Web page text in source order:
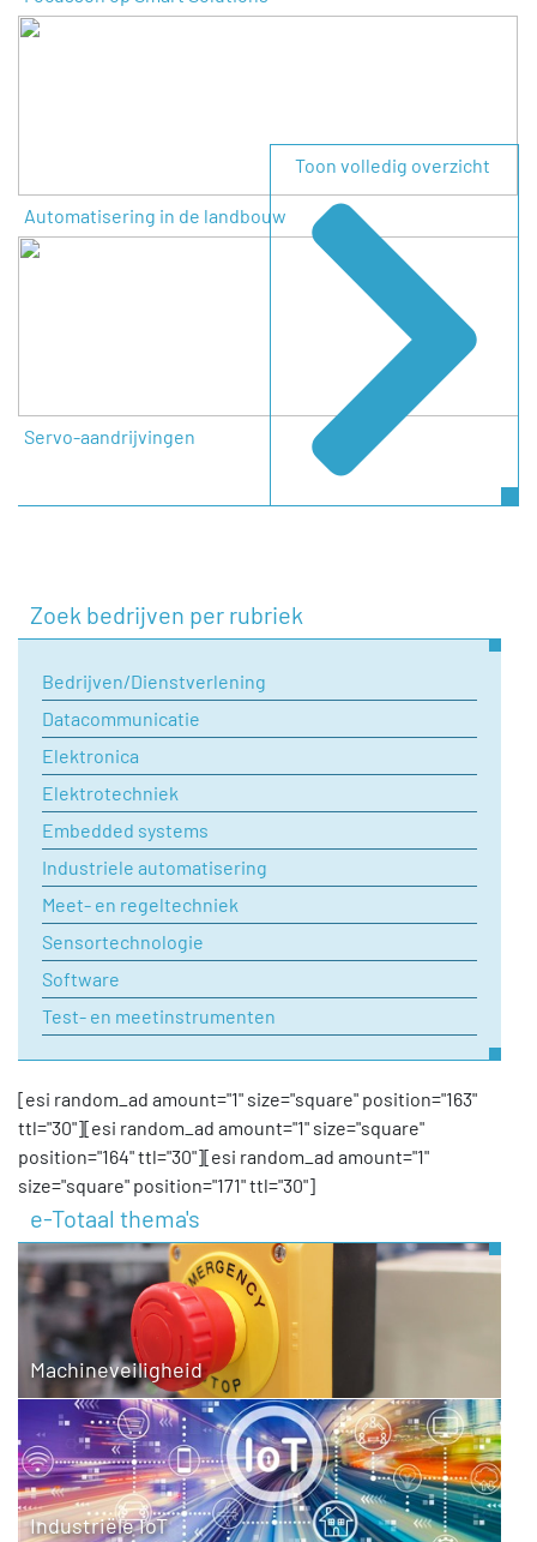
Automatisering in de landbouw
Servo-aandrijvingen
Toon volledig overzicht
Zoek bedrijven per rubriek
Bedrijven/Dienstverlening
Datacommunicatie
Elektronica
Elektrotechniek
Embedded systems
Industriele automatisering
Meet- en regeltechniek
Sensortechnologie
Software
Test- en meetinstrumenten
[esi random_ad amount="1" size="square" position="163"
ttl="30"][esi random_ad amount="1" size="square"
position="164" ttl="30"][esi random_ad amount="1"
size="square" position="171" ttl="30"]
e-Totaal thema's
Machineveiligheid
Industriële IoT